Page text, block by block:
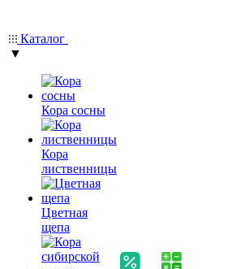
Каталог
▼
Кора сосны
Кора
лиственницы
Цветная
щепа